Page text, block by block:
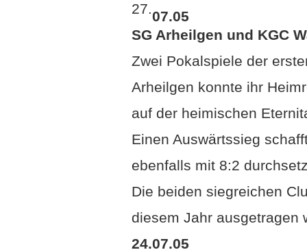
27.07.05
SG Arheilgen und KGC
Zwei Pokalspiele der
Arheilgen konnte ihr
auf der heimischen
Einen Auswärtssieg
ebenfalls mit 8:2
Die beiden siegreichen
diesem Jahr ausgetragen